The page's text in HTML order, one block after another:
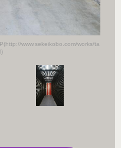
www.sekeikobo.com/works/ta